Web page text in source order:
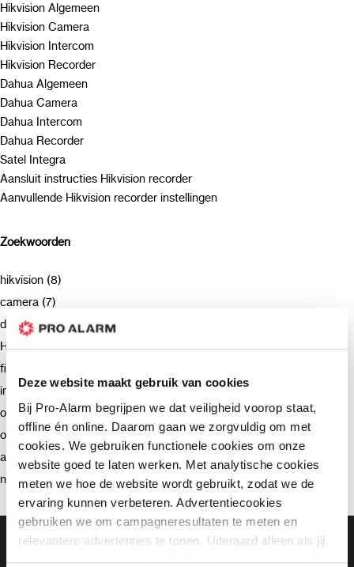
Deze website maakt gebruik van cookies
Bij Pro-Alarm begrijpen we dat veiligheid voorop staat,
offline én online. Daarom gaan we zorgvuldig om met
cookies. We gebruiken functionele cookies om onze
website goed te laten werken. Met analytische cookies
meten we hoe de website wordt gebruikt, zodat we de
ervaring kunnen verbeteren. Advertentiecookies
gebruiken we om campagneresultaten te meten en
relevantere advertenties te tonen. Uiteraard alleen als jij
daar toestemming voor geeft. Als je toestemming geeft,
Hikvision Algemeen
Hikvision Camera
Hikvision Intercom
Hikvision Recorder
Dahua Algemeen
Dahua Camera
Dahua Intercom
Dahua Recorder
Satel Integra
Aansluit instructies Hikvision recorder
Aanvullende Hikvision recorder instellingen
Zoekwoorden
hikvision (8)
camera (7)
deurbel (4)
Hikvision (3)
firmware (3)
installatie (2)
ondersteuning (2)
opnemen (2)
advies (2)
netwerkrecorder (2)
Gratis bezorging vanaf €99,-